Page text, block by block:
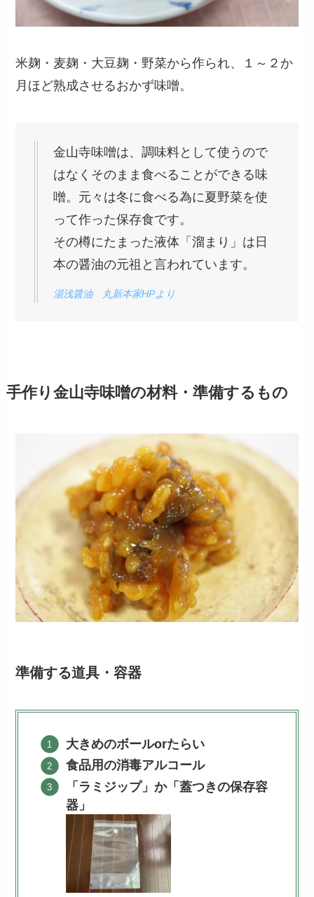
米麹・麦麹・大豆麹・野菜から作られ、
１～２か
月ほど熟成させるおかず味噌。
金山寺味噌は、調味料として使うので
はなくそのまま食べることができる味
噌。元々は冬に食べる為に夏野菜を使
って作った保存食です。
その樽にたまった液体「溜まり」は日
本の醤油の元祖と言われています。
湯浅醤油 丸新本家HPより
手作り金山寺味噌の材料・準備するもの
準備する道具・容器
大きめのボールorたらい
食品用の消毒アルコール
「ラミジップ」か「蓋つきの保存容
器」